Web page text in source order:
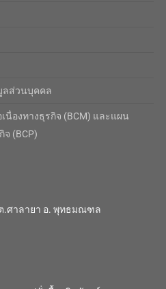
ลส่วนบุคคล
นื่องทางธุรกิจ (BCM) และแผน
(BCP)
.ศาลายา อ. พุทธมณฑล